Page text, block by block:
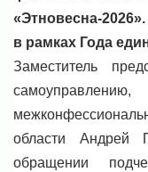
«Этновесна-
в рамках Года
Заместитель
области Андрей
обращении